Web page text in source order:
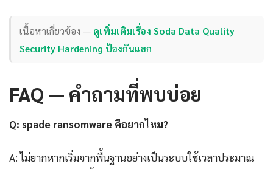
เนื้อหาเกี่ยวข้อง — ดูเพิ่มเติมเรื่อง Soda Data Quality
Security Hardening ป้องกันแฮก
FAQ — คำถามที่พบบ่อย
Q: spade ransomware คือยากไหม?
A: ไม่ยากหากเริ่มจากพื้นฐานอย่างเป็นระบบใช้เวลาประมาณ